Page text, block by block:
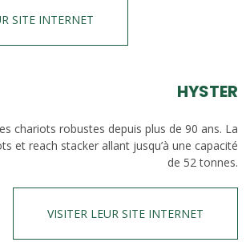
SITE INTERNET
HYSTER
chariots robustes depuis plus de 90 ans. La
et reach stacker allant jusqu’à une capacité
de 52 tonnes.
VISITER LEUR SITE INTERNET